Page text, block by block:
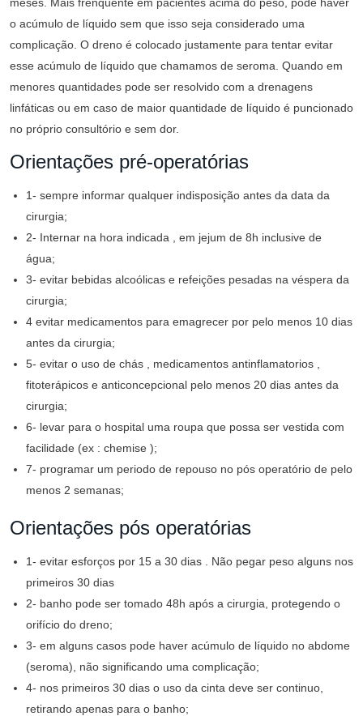
o acúmulo de líquido sem que isso seja considerado uma
complicação. O dreno é colocado justamente para tentar evitar
esse acúmulo de líquido que chamamos de seroma. Quando em
menores quantidades pode ser resolvido com a drenagens
linfáticas ou em caso de maior quantidade de líquido é puncionado
no próprio consultório e sem dor.
Orientações pré-operatórias
1- sempre informar qualquer indisposição antes da data da
cirurgia;
2- Internar na hora indicada , em jejum de 8h inclusive de
água;
3- evitar bebidas alcoólicas e refeições pesadas na véspera da
cirurgia;
4 evitar medicamentos para emagrecer por pelo menos 10 dias
antes da cirurgia;
5- evitar o uso de chás , medicamentos antinflamatorios ,
fitoterápicos e anticoncepcional pelo menos 20 dias antes da
cirurgia;
6- levar para o hospital uma roupa que possa ser vestida com
facilidade (ex : chemise );
7- programar um periodo de repouso no pós operatório de pelo
menos 2 semanas;
Orientações pós operatórias
1- evitar esforços por 15 a 30 dias . Não pegar peso alguns nos
primeiros 30 dias
2- banho pode ser tomado 48h após a cirurgia, protegendo o
orifício do dreno;
3- em alguns casos pode haver acúmulo de líquido no abdome
(seroma), não significando uma complicação;
4- nos primeiros 30 dias o uso da cinta deve ser continuo,
retirando apenas para o banho;